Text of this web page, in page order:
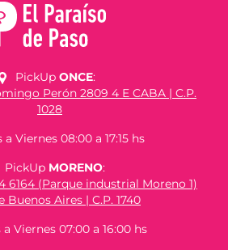
PickUp ONCE:
Perón 2809 4 E CABA | C.P.
1028
a Viernes 08:00 a 17:15 hs
PickUp MORENO:
6164 (Parque industrial Moreno 1)
Buenos Aires | C.P. 1740
a Viernes 07:00 a 16:00 hs